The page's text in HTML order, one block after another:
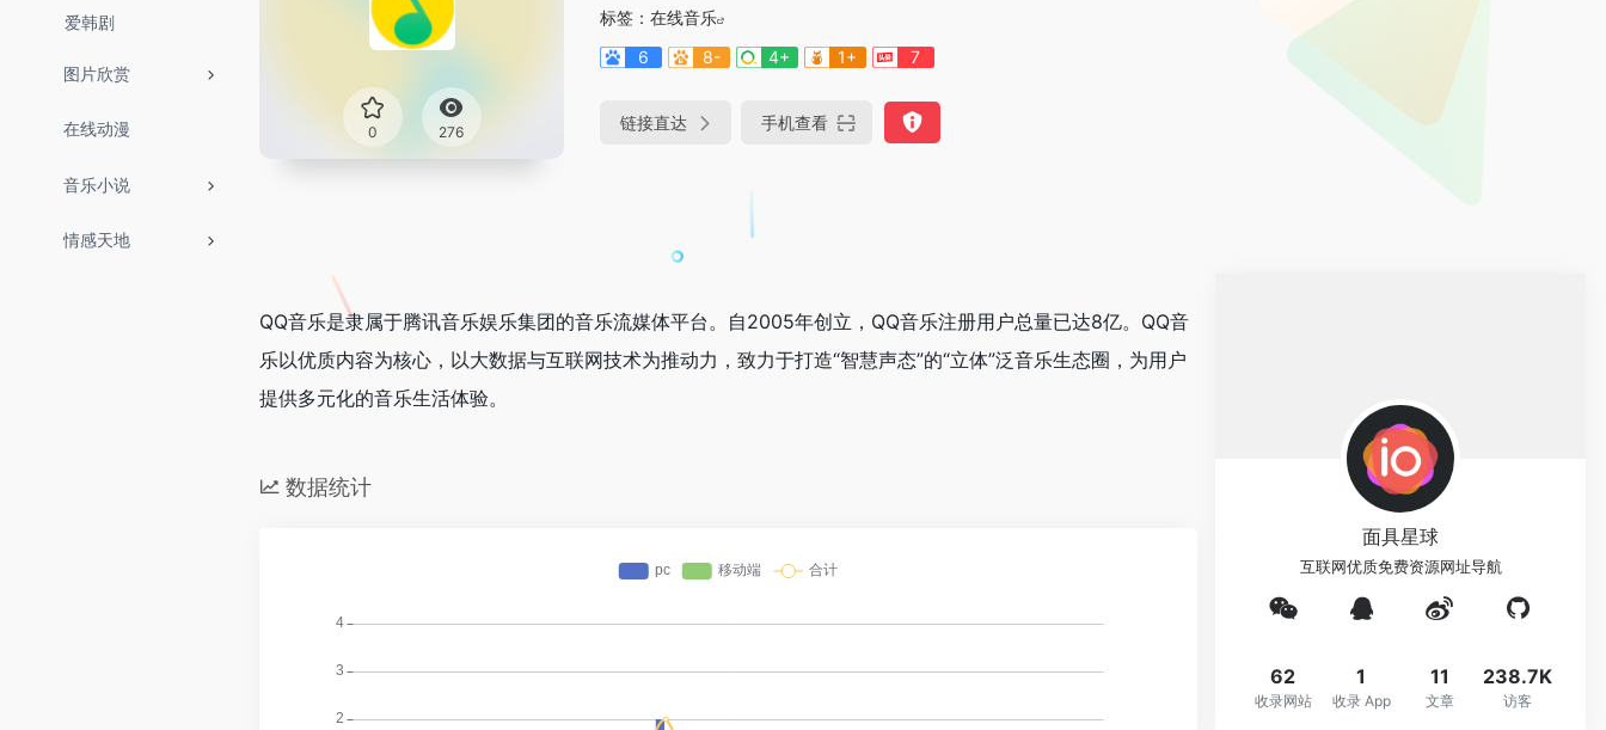
爱韩剧
图片欣赏
在线动漫
音乐小说
情感天地
0 276
标签： 在线音乐
6
8- 4+ 1+ 7
链接直达 手机查看
QQ音乐是隶属于腾讯音乐娱乐集团的音乐流媒体平台。自2005年创立，QQ音乐注册用户总量已达8亿。QQ音
乐以优质内容为核心，以大数据与互联网技术为推动力，致力于打造“智慧声态”的“立体”泛音乐生态圈，为用户
提供多元化的音乐生活体验。
数据统计
面具星球
互联网优质免费资源网址导航
62
收录网站
1
收录 App
11
文章
238.7K
访客